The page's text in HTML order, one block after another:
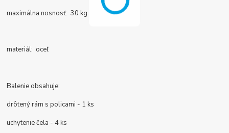
maximálna nosnosť: 30 kg
materiál: oceľ
Balenie obsahuje:
drôtený rám s policami - 1 ks
uchytenie čela - 4 ks